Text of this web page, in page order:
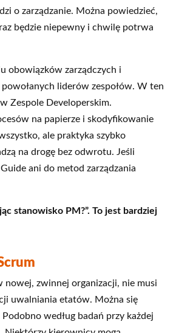
o zarządzanie. Można powiedzieć,
będzie niepewny i chwilę potrwa
obowiązków zarządczych i
liderów zespołów. W ten
Zespole Developerskim.
na papierze i skodyfikowanie
ale praktyka szybko
na drogę bez odwrotu. Jeśli
ani do metod zarządzania
stanowisko PM?”. To jest bardziej
nowej, zwinnej organizacji, nie musi
uwalniania etatów. Można się
według badań przy każdej